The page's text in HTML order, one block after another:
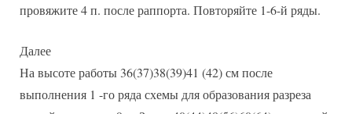
провяжите 4 п. после раппорта. Повторяйте 1-6-й ряды.
Далее
На высоте работы 36(37)38(39)41 (42) см после
выполнения 1 -го ряда схемы для образования разреза